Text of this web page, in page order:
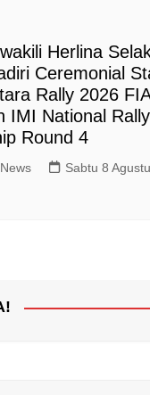
Herlina
Ceremonial
Rally 2026
IMI National Rally
Round 4
Sabtu 8